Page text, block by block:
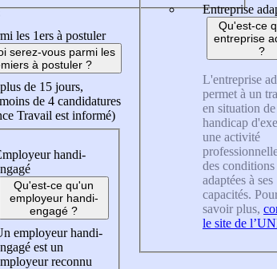
les 1ers à postuler
serez-vous parmi les
à postuler ?
de 15 jours,
de 4 candidatures
Travail est informé)
handi-
Qu'est-ce qu'un
employeur handi-
engagé ?
employeur handi-
est un
reconnu
Entreprise
Qu'est-ce
entreprise
?
L'entreprise
permet à un
en situation de
handicap
une activité
des conditions
adaptées à ses
capacités.
savoir plus,
le site de